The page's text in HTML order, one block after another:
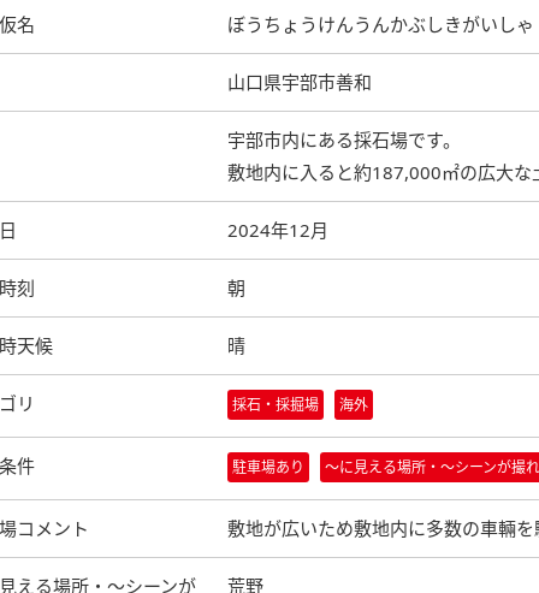
名 ぼうちょうけんうんかぶしきがいし
山口県宇部市善和
宇部市内にある採石場です。
敷地内に入ると約187,000㎡の広大な
2024年12月
刻 朝
天候 晴
リ 採石・採掘場 海外
件 駐車場あり 〜に見える場所・〜シーンが撮
コメント 敷地が広いため敷地内に多数の車輛
える場所・〜シーンが
荒野